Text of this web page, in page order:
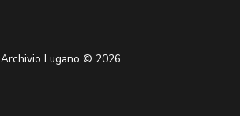
Archivio Lugano © 2026